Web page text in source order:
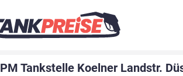
PM Tankstelle Koelner Landstr.